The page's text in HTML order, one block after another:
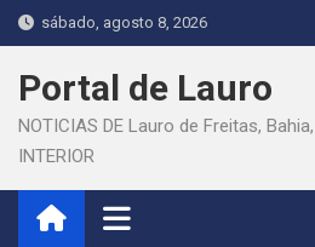
Skip
to
content
sábado, agosto 8, 2026
Portal de Lauro
NOTICIAS DE Lauro de Freitas, Bahia,
INTERIOR